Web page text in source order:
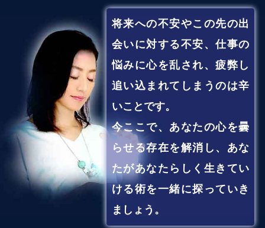
将来への不安やこの先の出
会いに対する不安、仕事の
悩みに心を乱され、疲弊し
追い込まれてしまうのは辛
いことです。
今ここで、あなたの心を曇
らせる存在を解消し、あな
たがあなたらしく生きてい
ける術を一緒に探っていき
ましょう。